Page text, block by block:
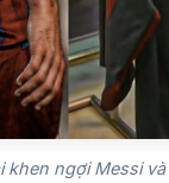
khen ngợi Messi